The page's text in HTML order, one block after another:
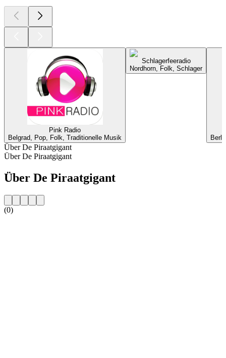
Pink Radio
Belgrad, Pop, Folk, Traditionelle Musik
Schlagerfeeradio
Nordhorn, Folk, Schlager
Über De Piraatgigant
Über De Piraatgigant
Über De Piraatgigant
(0)